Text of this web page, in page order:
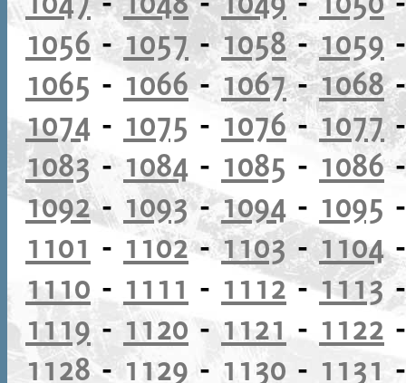
1056 -1057 -1058-1059
1065 - 1066-1067-1068
1074 - 1075 - 1076-1077
1083- 1084 - 1085 - 1086
1092- 1093-1094 - 1095
1101 - 1102-1103- 1104
1110 - 1111 - 1112-1113
1119 - 1120 - 1121 - 1122
1128- 1129 - 1130 - 1131